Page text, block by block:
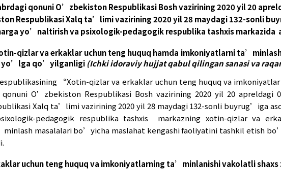
qabul qilingan.
buyruqqa ko’ra, O’quvchilarni kasb-hunarga
qizlar va erkaklar uchun teng huquq hamda
Axmedova Limona Niyazovnavakolatli shaxs etib
kasb-hunarga yo’naltirish va psixologik-
Axmedova Limona Niyazovnaningfuqarolarni